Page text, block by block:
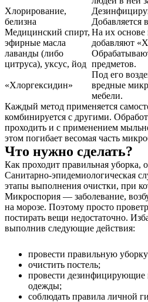
Хлорирование,
белизна
Добавляется
Медицинский спирт,
эфирные масла
лаванды (либо
цитруса), уксус, йод
На их основе
добавляют
предметов.
«Хлоргексидин»
Под его
вредные
мебели.
Каждый метод применяется
комбинируется с другими.
проходить и с применением
этом погибает весомая часть
Что нужно сделать?
Как проходит правильная
Санитарно-эпидемиологическая
этапы выполнения очистки, при
Микроспория — заболевание,
на морозе. Поэтому просто
постирать вещи недостаточно.
выполнив следующие действия:
провести правильную
очистить постель;
провести дезинфицирующие
одежды;
соблюдать правила личной